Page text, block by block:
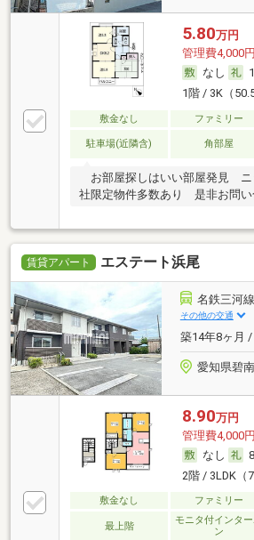
5.80万円
管理費4,000円
なし
1階 / 3K（
敷金なし ファミリー
駐車場(近隣含) 角部屋
お部屋探しはいい部屋発見
社限定物件多数あり 是非お問
賃貸アパート エステート浜尾
名鉄三河
その他の交通
築14年8ヶ月 /
愛知県碧
8.90万円
管理費4,000円
なし
2階 / 3LDK（
敷金なし ファミリー
最上階
モニタ付インタ
ン